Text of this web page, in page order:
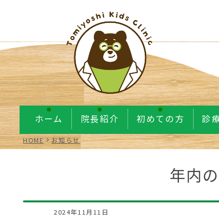
ホーム 院長紹介 初めての方 診
HOME お知らせ
年内
2024年11月11日